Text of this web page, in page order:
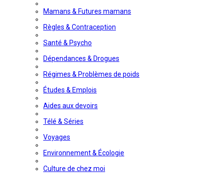
Mamans & Futures mamans
Règles & Contraception
Santé & Psycho
Dépendances & Drogues
Régimes & Problèmes de poids
Études & Emplois
Aides aux devoirs
Télé & Séries
Voyages
Environnement & Écologie
Culture de chez moi